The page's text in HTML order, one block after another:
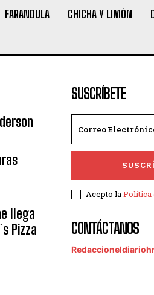
FARANDULA CHICHA Y LIMÓN
llega
Pizza
SUSCRÍBETE
Acepto laPolítica
CONTÁCTANOS